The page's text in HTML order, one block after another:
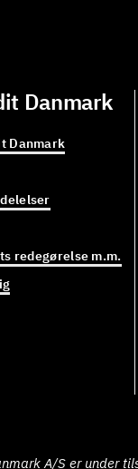
Danmark
Danmark
redegørelse m.m.
A/S er under